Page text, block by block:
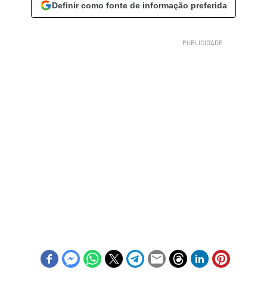
Definir como fonte de informação preferida